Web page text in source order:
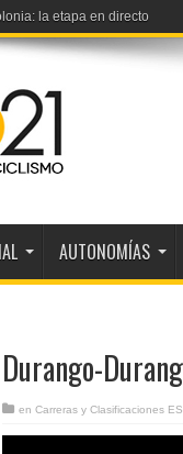
Perfiles de las etapas y
AUTONOMÍAS
Durango-
en Carreras y Clasificaciones